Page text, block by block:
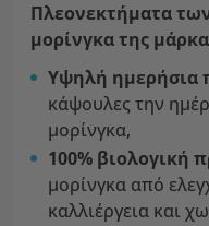
Πλεονεκτήματα
μορίνγκα της
Υψηλή ημερήσια
κάψουλες την
μορίνγκα,
100% βιολογική
μορίνγκα από
καλλιέργεια και